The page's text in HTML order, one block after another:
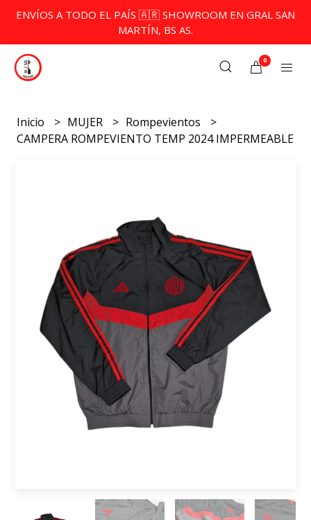
ENVÍOS A TODO EL PAÍS 🇦🇷 SHOWROOM EN GRAL SAN
MARTÍN, BS AS.
0
Inicio MUJER
Rompevientos
CAMPERA ROMPEVIENTO TEMP 2024 IMPERMEABLE